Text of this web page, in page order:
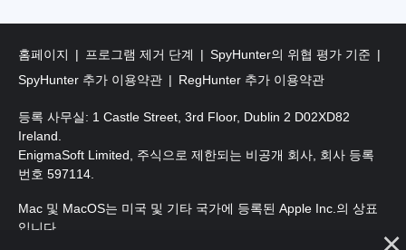
홈페이지 프로그램 제거 단계
SpyHunter의 위협 평가 기준
SpyHunter 추가 이용약관
RegHunter 추가 이용약관
등록 사무실: 1 Castle Street, 3rd Floor, Dublin 2 D02XD82
Ireland.
EnigmaSoft Limited, 주식으로 제한되는 비공개 회사, 회사 등록
번호 597114.
Mac 및 MacOS는 미국 및 기타 국가에 등록된 Apple Inc.의 상표
입니다.